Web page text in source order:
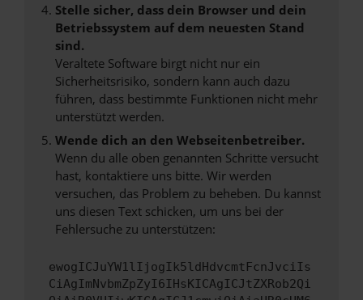
Stelle sicher, dass dein Browser und dein
Betriebssystem auf dem neuesten Stand
sind.
Veraltete Software birgt nicht nur ein
Sicherheitsrisiko, sondern kann auch dazu
führen, dass bestimmte Funktionen nicht mehr
unterstützt werden.
Wende dich an den Webseitenbetreiber.
Wenn du alle oben genannten Schritte versucht
hast, kontaktiere uns bitte. Wir werden
versuchen, das Problem zu beheben. Du kannst
uns diesen Text schicken, um uns bei der
Fehlersuche zu unterstützen:
ewogICJuYW1lIjogIk5ldHdvcmtFcnJvciIs
CiAgImNvbmZpZyI6IHsKICAgICJtZXRob2Qi